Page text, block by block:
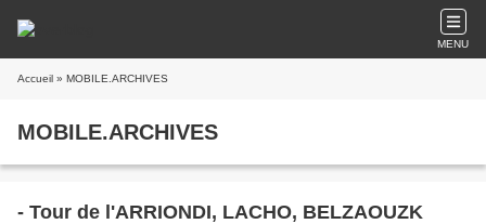
MENU
Accueil » MOBILE.ARCHIVES
MOBILE.ARCHIVES
- Tour de l'ARRIONDI, LACHO, BELZAOUZK